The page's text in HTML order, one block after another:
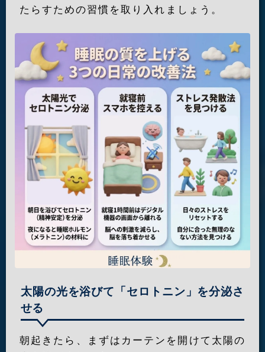
たらすための習慣を取り入れましょう。
太陽の光を浴びて「セロトニン」を分泌さ
せる
朝起きたら、まずはカーテンを開けて太陽の